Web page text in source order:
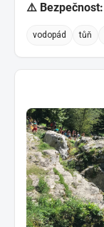
⚠️ Bezpečnost:
vodopád tůň